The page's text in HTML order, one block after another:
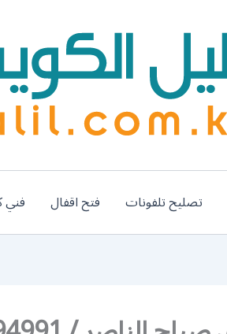
تصليح تلفونات فتح اقفال فني